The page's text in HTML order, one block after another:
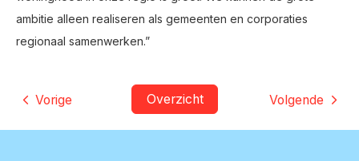
ambitie alleen realiseren als gemeenten en corporaties
regionaal samenwerken.”
Volgende
Overzicht
Vorige